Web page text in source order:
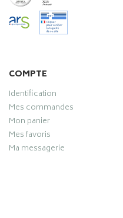
COMPTE
Identification
Mes commandes
Mon panier
Mes favoris
Ma messagerie